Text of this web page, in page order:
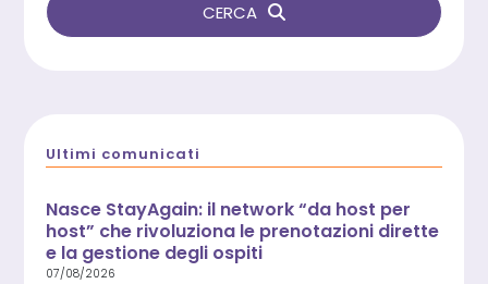
CERCA
Ultimi comunicati
Nasce StayAgain: il network “da host per
host” che rivoluziona le prenotazioni dirette
e la gestione degli ospiti
07/08/2026